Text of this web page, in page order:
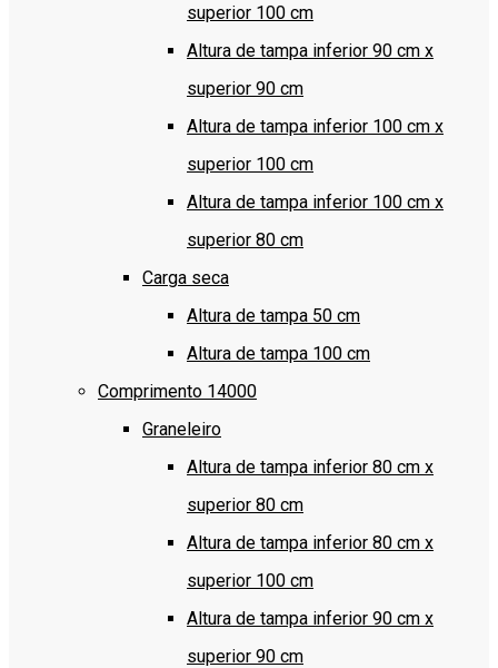
superior 100 cm
Altura de tampa inferior 90 cm x
superior 90 cm
Altura de tampa inferior 100 cm x
superior 100 cm
Altura de tampa inferior 100 cm x
superior 80 cm
Carga seca
Altura de tampa 50 cm
Altura de tampa 100 cm
Comprimento 14000
Graneleiro
Altura de tampa inferior 80 cm x
superior 80 cm
Altura de tampa inferior 80 cm x
superior 100 cm
Altura de tampa inferior 90 cm x
superior 90 cm